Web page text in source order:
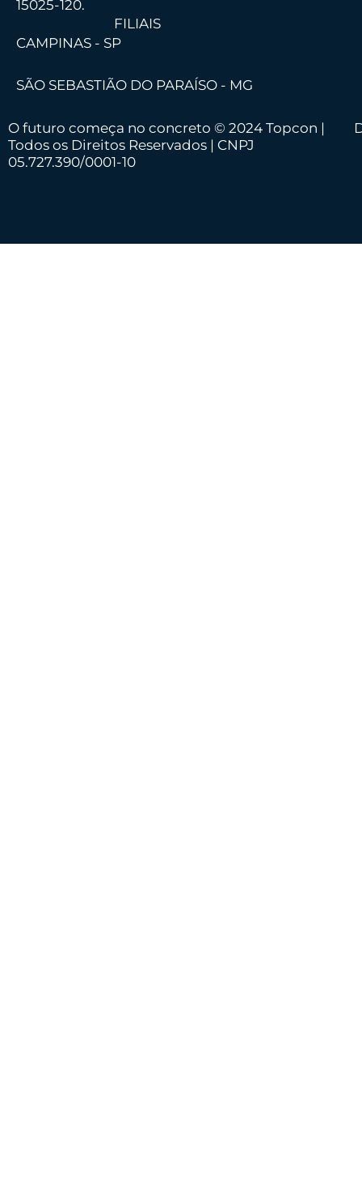
15025-120.
FILIAIS
CAMPINAS - SP
SÃO SEBASTIÃO DO PARAÍSO - MG
O futuro começa no concreto © 2024 Topcon |
Todos os Direitos Reservados | CNPJ
05.727.390/0001-10